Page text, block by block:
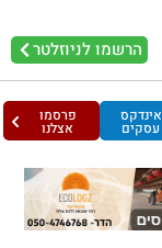
הרשמו לניוזלטר
אינדקס
עסקים
פרסמו
אצלנו